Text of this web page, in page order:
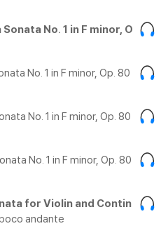
No. 1 in F minor, O
No. 1 in F minor, Op. 80
No. 1 in F minor, Op. 80
No. 1 in F minor, Op. 80
for Violin and Contin
andante